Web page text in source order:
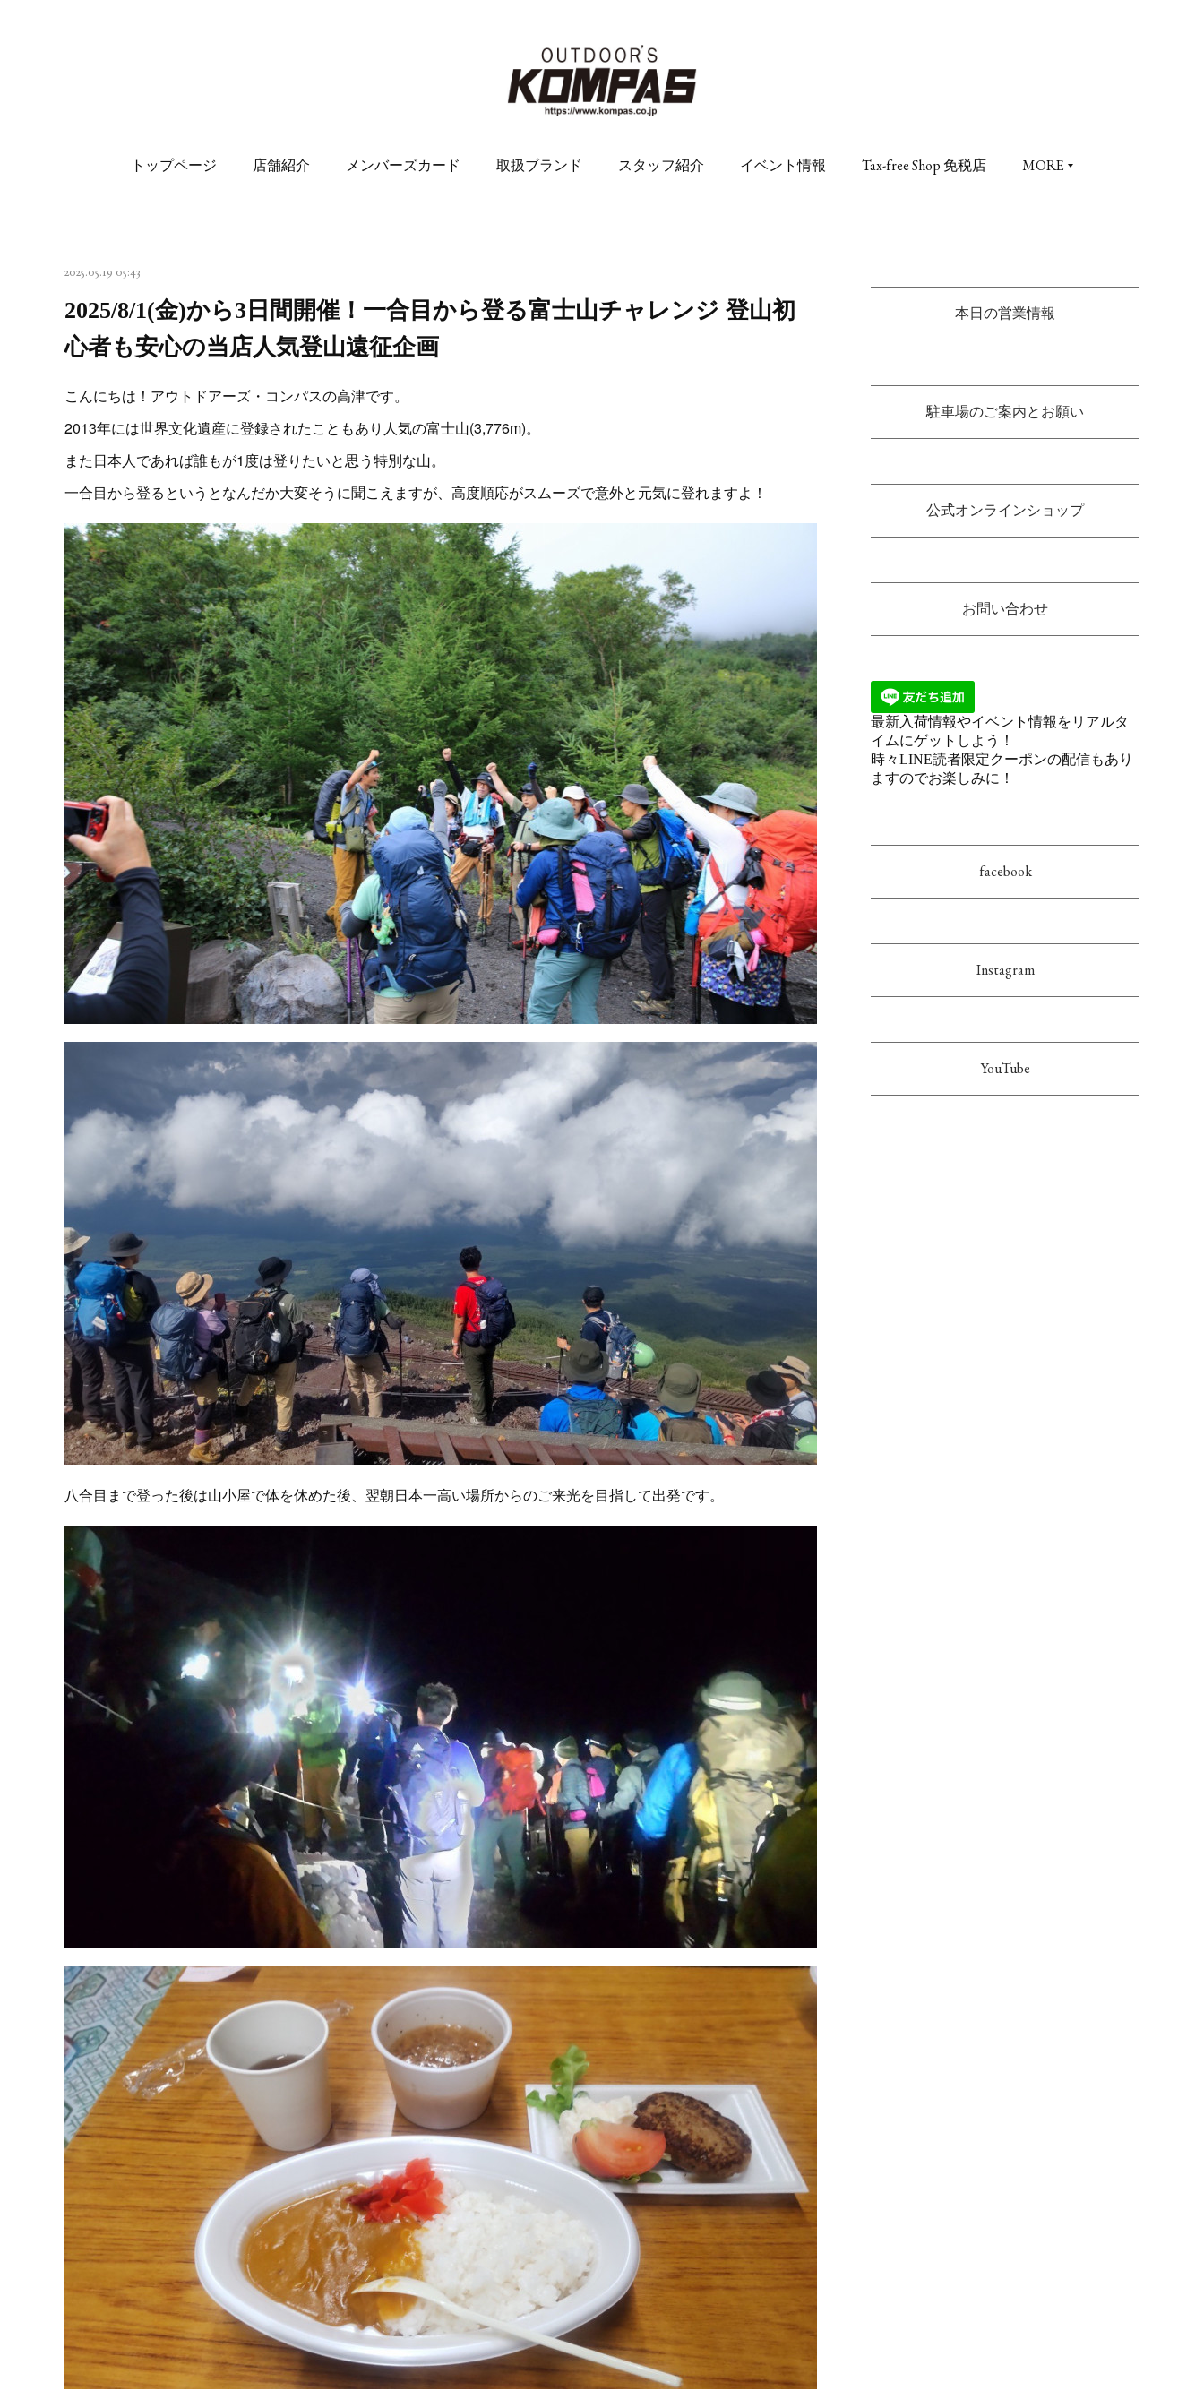
トップページ 店舗紹介 メンバーズカード 取扱ブランド スタッフ紹介 イベント情報 Tax-free Shop 免税店 MORE
2025.05.19 05:43
2025/8/1(金)から3日間開催！一合目から登る富士山チャレンジ 登山初
心者も安心の当店人気登山遠征企画
こんにちは！アウトドアーズ・コンパスの高津です。
2013年には世界文化遺産に登録されたこともあり人気の富士山(3,776m)。
また日本人であれば誰もが1度は登りたいと思う特別な山。
一合目から登るというとなんだか大変そうに聞こえますが、高度順応がスムーズで意外と元気に登れますよ！
八合目まで登った後は山小屋で体を休めた後、翌朝日本一高い場所からのご来光を目指して出発です。
本日の営業情報
駐車場のご案内とお願い
公式オンラインショップ
お問い合わせ
facebook
Instagram
YouTube